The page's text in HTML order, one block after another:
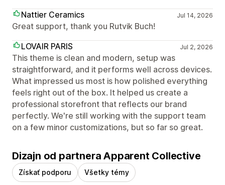
Nattier Ceramics
Jul 14, 2026
Great support, thank you Rutvik Buch!
LOVAIR PARIS
Jul 2, 2026
This theme is clean and modern, setup was
straightforward, and it performs well across devices.
What impressed us most is how polished everything
feels right out of the box. It helped us create a
professional storefront that reflects our brand
perfectly. We're still working with the support team
on a few minor customizations, but so far so great.
Dizajn od partnera Apparent Collective
Získať podporu Všetky témy